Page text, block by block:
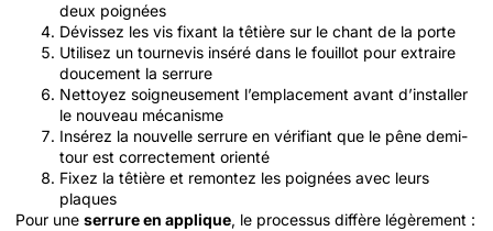
deux poignées
Dévissez les vis fixant la têtière sur le chant de la porte
Utilisez un tournevis inséré dans le fouillot pour extraire
doucement la serrure
Nettoyez soigneusement l’emplacement avant d’installer
le nouveau mécanisme
Insérez la nouvelle serrure en vérifiant que le pêne demi-
tour est correctement orienté
Fixez la têtière et remontez les poignées avec leurs
plaques
Pour une serrure en applique, le processus diffère légèrement :